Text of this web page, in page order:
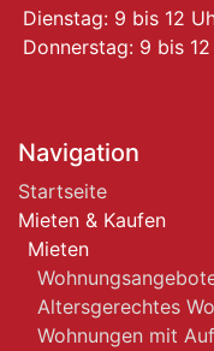
Dienstag: 9 bis 12
Donnerstag: 9 bis
Navigation
Startseite
Mieten & Kaufen
Mieten
Altersgerechtes
Wohnungen mit